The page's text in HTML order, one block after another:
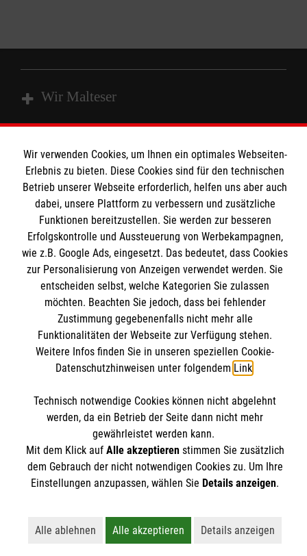
Wir Malteser
Angebote & Leistungen
Kursangebote
Mitarbeiten & Stellenangebote
Wir Malteser
Informationen
Kontakt
Presse und Medien
Transparenz
Impressum
Datenschutz
Malteser online
Malteserorden
Malteser Jugend
Malteser International
Spendenkonto
Empfänger: Malteser Hilfsdienst e.V.
IBAN: DE68 3706 0193 4006 4700 20
BIC: GENODED 1PA7
Soziale Netzwerke
Der Malteser Hilfsdienst e.V. ist als eingetragene
gemeinnützige Organisation von der Körperschaft- und
Wir verwenden Cookies, um Ihnen ein optimales Webseiten-
Erlebnis zu bieten. Diese Cookies sind für den technischen
Betrieb unserer Webseite erforderlich, helfen uns aber auch
dabei, unsere Plattform zu verbessern und zusätzliche
Funktionen bereitzustellen. Sie werden zur besseren
Erfolgskontrolle und Aussteuerung von Werbekampagnen,
wie z.B. Google Ads, eingesetzt. Das bedeutet, dass Cookies
zur Personalisierung von Anzeigen verwendet werden. Sie
entscheiden selbst, welche Kategorien Sie zulassen
möchten. Beachten Sie jedoch, dass bei fehlender
Zustimmung gegebenenfalls nicht mehr alle
Funktionalitäten der Webseite zur Verfügung stehen.
Weitere Infos finden Sie in unseren speziellen Cookie-
Datenschutzhinweisen unter folgendem Link.
Technisch notwendige Cookies können nicht abgelehnt
werden, da ein Betrieb der Seite dann nicht mehr
gewährleistet werden kann.
Mit dem Klick auf Alle akzeptierenstimmen Sie zusätzlich
dem Gebrauch der nicht notwendigen Cookies zu. Um Ihre
Einstellungen anzupassen, wählen Sie Details anzeigen.
Alle ablehnen
Lehnt alle nicht-essentiellen Cookies ab
Alle akzeptieren
Akzeptiert alle Cookies
Details anzeigen